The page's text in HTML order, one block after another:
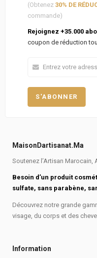
(Obtenez 30% DE
commande)
Rejoignez +35.000
coupon de réduction
MaisonDartisanat.ma
Soutenez l’Artisan Marocain,
Besoin d’un produit
sulfate, sans parabène,
Découvrez notre grande
visage, du corps et des
Information